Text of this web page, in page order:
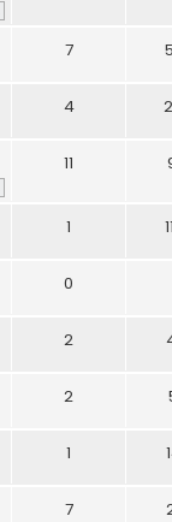
7
4
11
1
0
2
2
1
7